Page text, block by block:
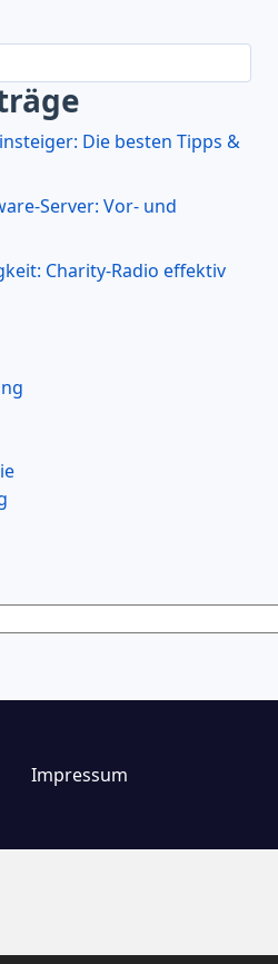
Die besten Tipps &
Server: Vor- und
Charity-Radio effektiv
Impressum